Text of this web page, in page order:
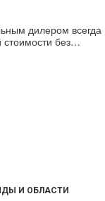
дилером всегда
стоимости без…
И ОБЛАСТИ